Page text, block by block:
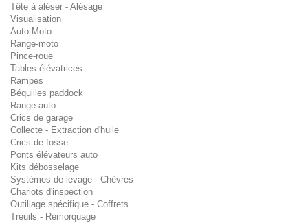
Tête à aléser - Alésage
Visualisation
Auto-Moto
Range-moto
Pince-roue
Tables élévatrices
Rampes
Béquilles paddock
Range-auto
Crics de garage
Collecte - Extraction d'huile
Crics de fosse
Ponts élévateurs auto
Kits débosselage
Systèmes de levage - Chèvres
Chariots d'inspection
Outillage spécifique - Coffrets
Treuils - Remorquage